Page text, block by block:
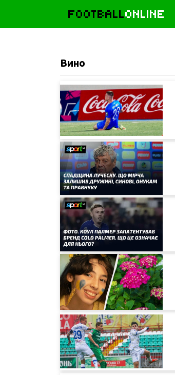
FOOTBALLONLINE
Вино